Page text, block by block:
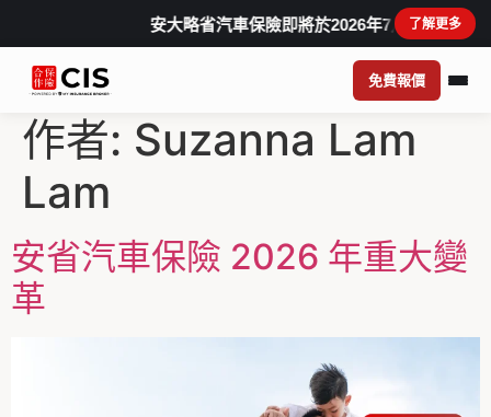
安大略省汽車保險即將於2026年7月1日作出
了解更多
免費報價
作者: Suzanna Lam
Lam
安省汽車保險 2026 年重大變
革